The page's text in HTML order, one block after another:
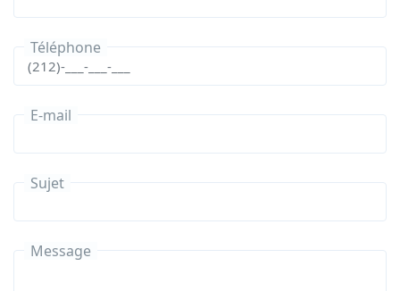
Téléphone
E-mail
Sujet
Message